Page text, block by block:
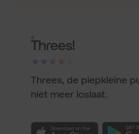
Threes!
Threes, de piepkleine
niet meer loslaat.